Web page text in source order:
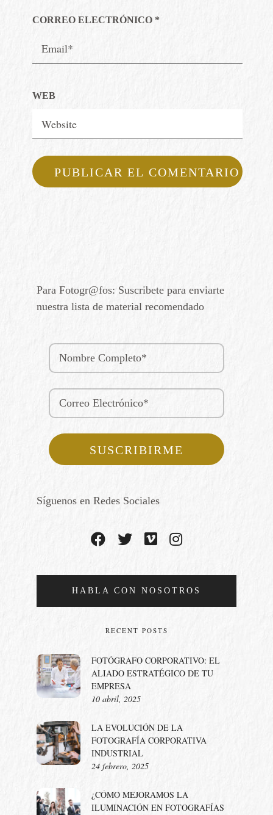
CORREO ELECTRÓNICO *
WEB
Para Fotogr@fos: Suscribete para enviarte
nuestra lista de material recomendado
Síguenos en Redes Sociales
HABLA CON NOSOTROS
RECENT POSTS
FOTÓGRAFO CORPORATIVO: EL
ALIADO ESTRATÉGICO DE TU
EMPRESA
10 abril, 2025
LA EVOLUCIÓN DE LA
FOTOGRAFÍA CORPORATIVA
INDUSTRIAL
24 febrero, 2025
¿CÓMO MEJORAMOS LA
ILUMINACIÓN EN FOTOGRAFÍAS